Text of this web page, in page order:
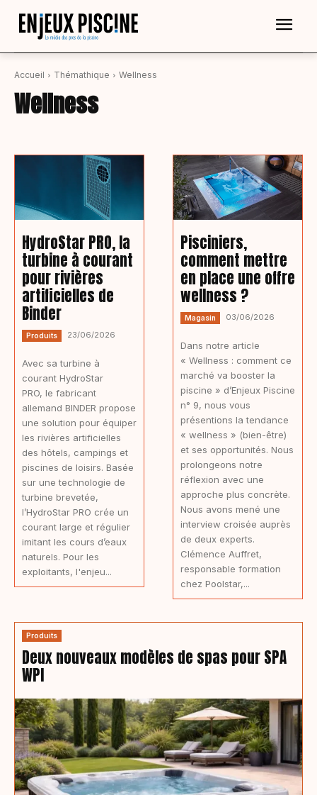
Accueil Thémathique Wellness
Wellness
HydroStar PRO, la
turbine à courant
pour rivières
artificielles de
Binder
Produits 23/06/2026
Avec sa turbine à
courant HydroStar
PRO, le fabricant
allemand BINDER propose
une solution pour équiper
les rivières artificielles
des hôtels, campings et
piscines de loisirs. Basée
sur une technologie de
turbine brevetée,
l’HydroStar PRO crée un
courant large et régulier
imitant les cours d’eaux
naturels. Pour les
exploitants, l'enjeu...
Pisciniers,
comment mettre
en place une offre
wellness ?
Magasin 03/06/2026
Dans notre article
« Wellness : comment ce
marché va booster la
piscine » d’Enjeux Piscine
n° 9, nous vous
présentions la tendance
« wellness » (bien-être)
et ses opportunités. Nous
prolongeons notre
réflexion avec une
approche plus concrète.
Nous avons mené une
interview croisée auprès
de deux experts.
Clémence Auffret,
responsable formation
chez Poolstar,...
Produits
Deux nouveaux modèles de spas pour SPA
WPI